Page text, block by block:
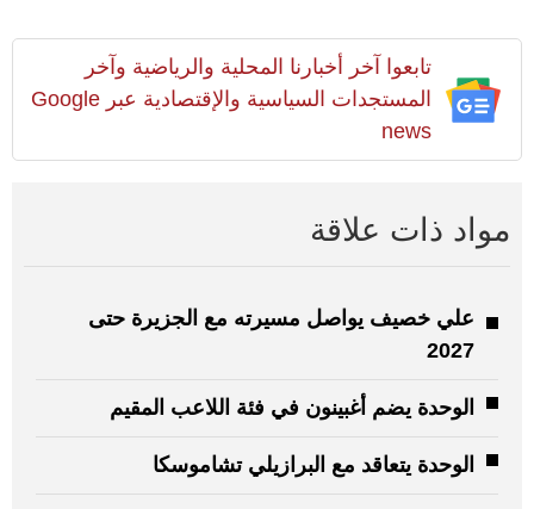
تابعوا آخر أخبارنا المحلية والرياضية وآخر
المستجدات السياسية والإقتصادية عبر Google
news
مواد ذات علاقة
علي خصيف يواصل مسيرته مع الجزيرة حتى
2027
الوحدة يضم أغبينون في فئة اللاعب المقيم
الوحدة يتعاقد مع البرازيلي تشاموسكا